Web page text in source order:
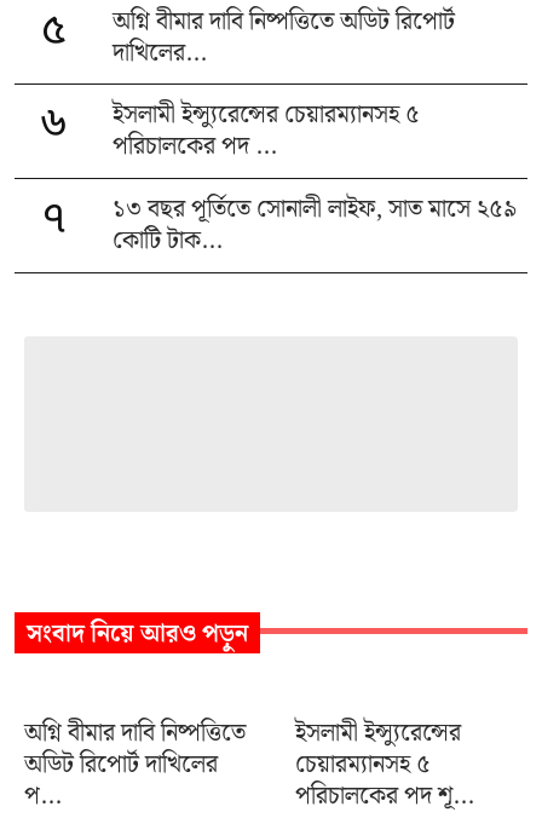
৫
অগ্নি বীমার দাবি নিষ্পত্তিতে অডিট রিপোর্ট
দাখিলের...
৬
ইসলামী ইন্স্যুরেন্সের চেয়ারম্যানসহ ৫
পরিচালকের পদ ...
৭
১৩ বছর পূর্তিতে সোনালী লাইফ, সাত মাসে ২৫৯
কোটি টাক...
সংবাদনিয়ে আরও পড়ুন
অগ্নি বীমার দাবি নিষ্পত্তিতে
অডিট রিপোর্ট দাখিলের
প...
ইসলামী ইন্স্যুরেন্সের
চেয়ারম্যানসহ ৫
পরিচালকের পদ শূ...